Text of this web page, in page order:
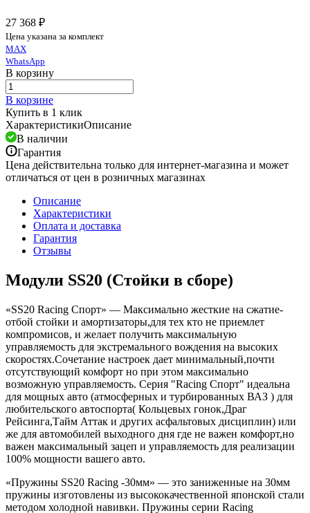
27 368 ₽
Цена указана за комплект
MAX
WhatsApp
В корзину
В корзине
Купить в 1 клик
ХарактеристикиОписание
В наличии
Гарантия
Цена действительна только для интернет-магазина и может
отличаться от цен в розничных магазинах
Описание
Характеристики
Оплата и доставка
Гарантия
Отзывы
Модули SS20 (Стойки в сборе)
«SS20 Racing Спорт» — Максимально жесткие на сжатие-
отбой стойки и амортизаторы,для тех кто не приемлет
компромисов, и желает получить максимальную
управляемость для экстремального вождения на высоких
скоростях.Сочетание настроек дает минимальный,почти
отсутствующий комфорт но при этом максимально
возможную управляемость. Серия "Racing Спорт" идеальна
для мощных авто (атмосферных и турбированных ВАЗ ) для
любительского автоспорта( Кольцевых гонок,Драг
Рейсинга,Тайм Аттак и других асфальтовых дисциплин) или
же для автомобилей выходного дня где не важен комфорт,но
важен максимальный зацеп и управляемость для реализации
100% мощности вашего авто.
«Пружины SS20 Racing -30мм» — это заниженные на 30мм
пружины изготовлены из высококачественной японской стали
методом холодной навивки. Пружины серии Racing